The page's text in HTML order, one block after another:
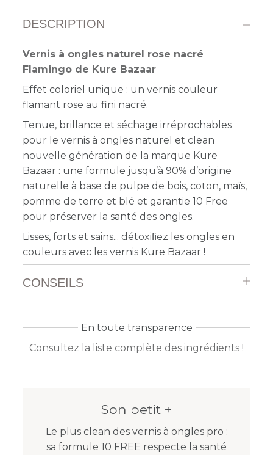
DESCRIPTION
Vernis à ongles naturel rose nacré
Flamingo de Kure Bazaar
Effet coloriel unique : un vernis couleur
flamant rose au fini nacré.
Tenue, brillance et séchage irréprochables
pour le vernis à ongles naturel et clean
nouvelle génération de la marque Kure
Bazaar : une formule jusqu’à 90% d’origine
naturelle à base de pulpe de bois, coton, maïs,
pomme de terre et blé et garantie 10 Free
pour préserver la santé des ongles.
Lisses, forts et sains... détoxiﬁez les ongles en
couleurs avec les vernis Kure Bazaar !
CONSEILS
En toute transparence
Consultez la liste complète des ingrédients !
Son petit +
Le plus clean des vernis à ongles pro :
sa formule 10 FREE respecte la santé